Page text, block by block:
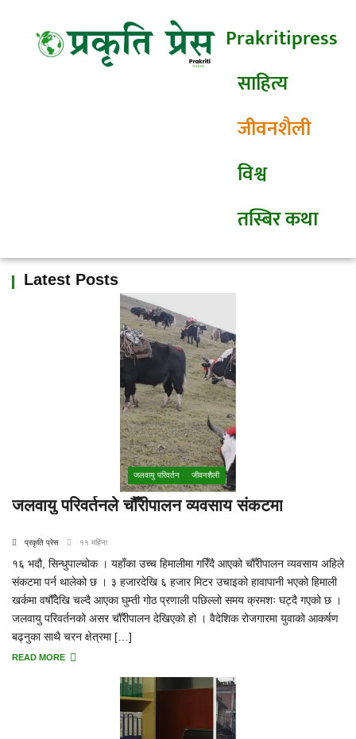
Prakritipress
साहित्य
जीवनशैली
विश्व
तस्बिर कथा
Latest Posts
जलवायु परिवर्तन जीवनशैली
जलवायु परिवर्तनले चौँरीपालन व्यवसाय संकटमा
प्रकृति प्रेस ११ महिना
१६ भदौ, सिन्धुपाल्चोक । यहाँका उच्च हिमालीमा गरिँदै आएको चौँरीपालन व्यवसाय अहिले
संकटमा पर्न थालेको छ । ३ हजारदेखि ६ हजार मिटर उचाइको हावापानी भएको हिमाली
खर्कमा वषौंँदेखि चल्दै आएका घुम्ती गोठ प्रणाली पछिल्लो समय क्रमशः घट्दै गएको छ ।
जलवायु परिवर्तनको असर चौँरीपालन देखिएको हो । वैदेशिक रोजगारमा युवाको आकर्षण
बढ्नुका साथै चरन क्षेत्रमा […]
READ MORE